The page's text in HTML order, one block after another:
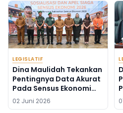
LEGISLATIF
Dina Maulidah Tekankan
Pentingnya Data Akurat
Pada Sensus Ekonomi
2026
02 Juni 2026